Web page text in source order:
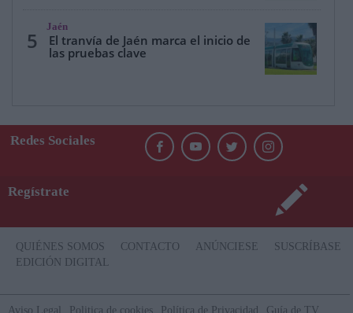
5
Jaén
El tranvía de Jaén marca el inicio de
las pruebas clave
Redes Sociales
Regístrate
QUIÉNES SOMOS CONTACTO ANÚNCIESE
SUSCRÍBASE
EDICIÓN DIGITAL
Aviso Legal Politica de cookies Política de Privacidad Guía de TV